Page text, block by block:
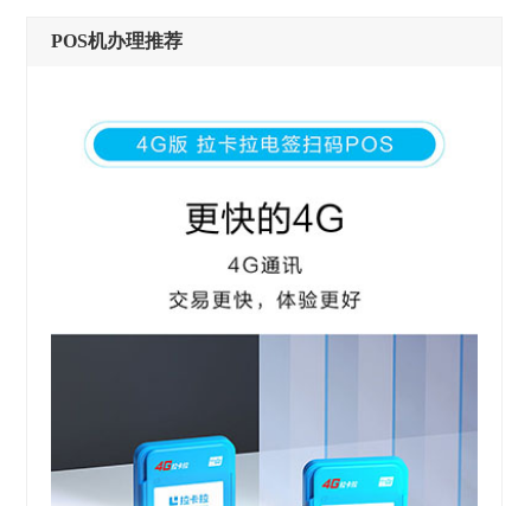
POS机办理推荐